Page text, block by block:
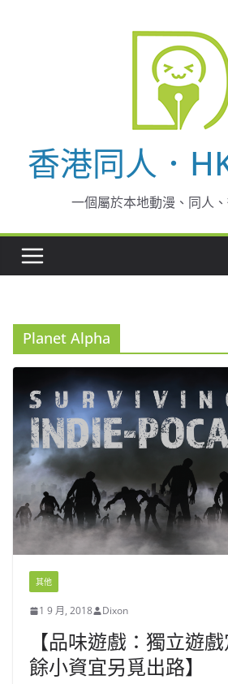
香港同人．
一個屬於本地動漫、同人
Planet Alpha
其他
1 9 月, 2018 Dixon
【品味遊戲：獨立遊
餘小資宜另覓出路】